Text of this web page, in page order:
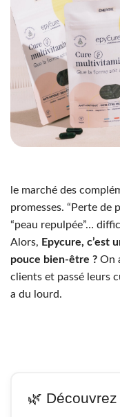
le marché des
promesses. “Perte de
“peau repulpée”…
Alors, Epycure, c’est
pouce bien-être ? On
clients et passé leurs
a du lourd.
🌿